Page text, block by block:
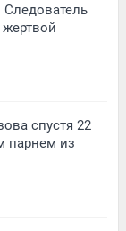
спустя 22
парнем из